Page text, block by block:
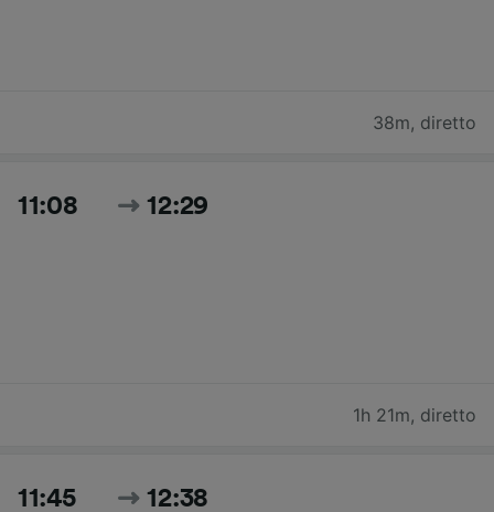
38m, diretto
11:08 12:29
1h 21m, diretto
11:45 12:38